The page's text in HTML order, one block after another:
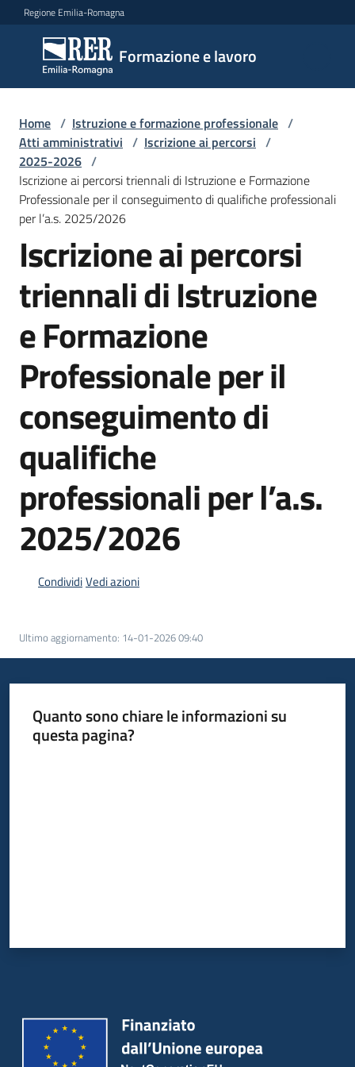
Vai al contenuto
Vai alla navigazione
Vai al footer
Regione Emilia-Romagna
Formazione e lavoro
Formazione
e lavoro
Argomenti
Novità
Servizi
Leggi
Atti
Bandi
Piani
Programmi
Progetti
sociale
Plus
Home / Istruzione e formazione professionale /
Atti amministrativi / Iscrizione ai percorsi /
2025-2026 /
Iscrizione ai percorsi triennali di Istruzione e Formazione
Professionale per il conseguimento di qualifiche professionali
per l’a.s. 2025/2026
Iscrizione ai percorsi
triennali di Istruzione
e Formazione
Professionale per il
conseguimento di
qualifiche
professionali per l’a.s.
2025/2026
CondividiVedi azioni
Ultimo aggiornamento: 14-01-2026 09:40
Quanto sono chiare le informazioni su
questa pagina?